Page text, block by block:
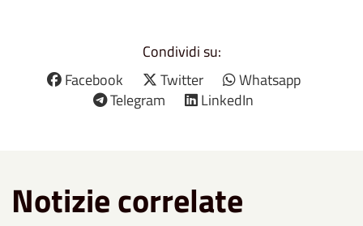
Condividi su:
Facebook
Twitter
Whatsapp
Telegram
LinkedIn
Notizie correlate